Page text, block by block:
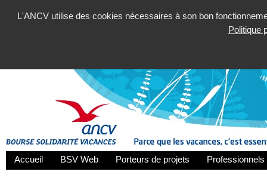
L'ANCV utilise des cookies nécessaires à son bon
Politique
Accueil BSV Web Porteurs de projets